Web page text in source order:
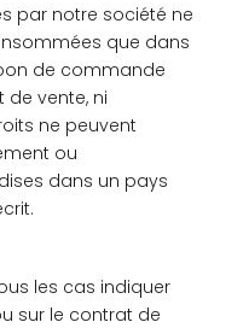
par notre société ne
que dans
de commande
vente, ni
ne peuvent
ou
dans un pays
les cas indiquer
sur le contrat de